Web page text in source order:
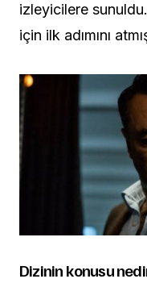
izleyicilere
için ilk adımını
Dizinin konusu